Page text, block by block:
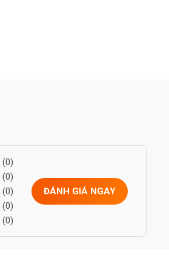
(0)
(0)
(0)
(0)
(0)
ĐÁNH GIÁ NGAY